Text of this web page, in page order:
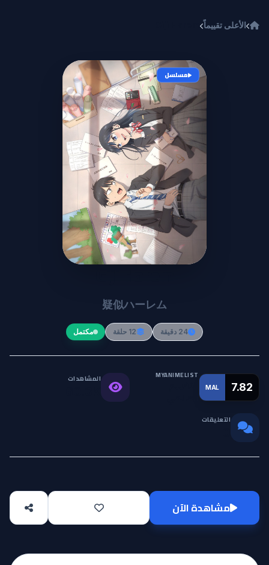
الأعلى تقييماً
مسلسل
Giji Harem
疑似ハーレム
24 دقيقة 12 حلقة مكتمل
MAL 7.82
MYANIMELIST المشاهدات
التعليقات
مشاهدة الآن